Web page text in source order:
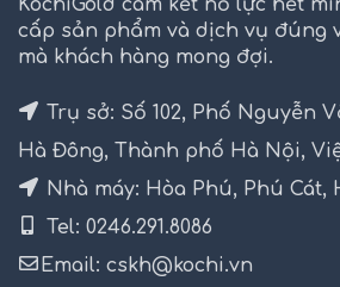
KochiGold cam kết nỗ lực hết
cấp sản phẩm và dịch vụ đúng
mà khách hàng mong đợi.
Trụ sở: Số 102, Phố Nguyễn
Hà Đông, Thành phố Hà Nội,
Nhà máy: Hòa Phú, Phú Cát,
Tel: 0246.291.8086
Email: cskh@kochi.vn